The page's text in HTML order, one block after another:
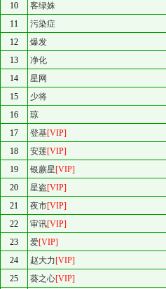
10
客绿姝
11
污染症
12
爆发
13
净化
14
星网
15
少将
16
琼
17
登基[VIP]
18
安莲[VIP]
19
银蕨星[VIP]
20
星盗[VIP]
21
夜市[VIP]
22
审讯[VIP]
23
爱[VIP]
24
赵大力[VIP]
25
葵之心[VIP]